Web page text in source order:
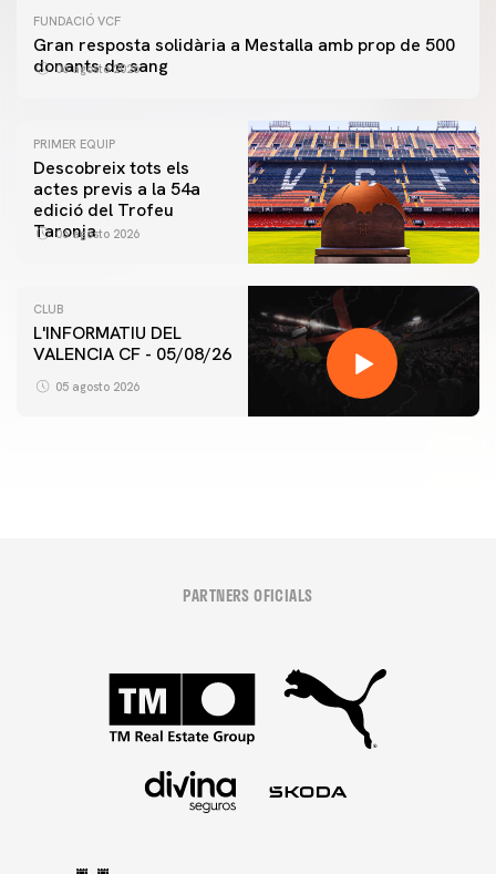
FUNDACIÓ VCF
Gran resposta solidària a Mestalla amb prop de 500
donants de sang
06 agosto 2026
PRIMER EQUIP
Descobreix tots els
actes previs a la 54a
edició del Trofeu
Taronja
06 agosto 2026
CLUB
L'INFORMATIU DEL
VALENCIA CF - 05/08/26
05 agosto 2026
PRIMER EQUIP
ENTRENAMENT DEL VALENCIA CF 5/8/2026
PARTNERS OFICIALS